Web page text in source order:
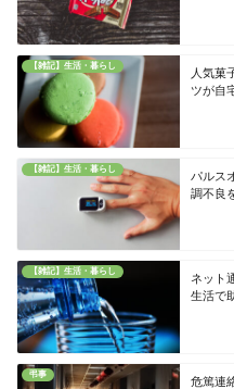
【雑記】生活・暮らし
人気菓
ツが自
【雑記】生活・暮らし
パルス
調不良
【雑記】生活・暮らし
ネット
生活で
弔事
危篤連